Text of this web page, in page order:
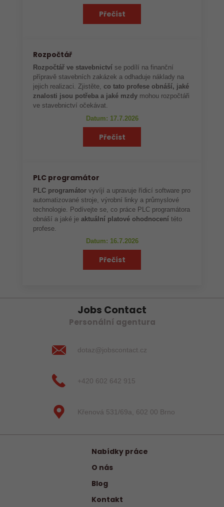
Přečíst
Rozpočtář
Rozpočtář ve stavebnictví se podílí na finanční
přípravě stavebních zakázek a odhaduje náklady na
jejich realizaci. Zjistěte,co tato profese obnáší, jaké
znalosti jsou potřeba a jaké mzdy mohou rozpočtáři
ve stavebnictví očekávat.
Datum: 17.7.2026
Přečíst
PLC programátor
PLC programátor vyvíjí a upravuje řídicí software pro
automatizované stroje, výrobní linky a průmyslové
technologie. Podívejte se, co práce PLC programátora
obnáší a jaké je aktuální platové ohodnocení této
profese.
Datum: 16.7.2026
Přečíst
Jobs Contact
Personální agentura
dotaz@jobscontact.cz
+420 602 642 915
Křenová 531/69a, 602 00 Brno
Nabídky práce
O nás
Blog
Kontakt